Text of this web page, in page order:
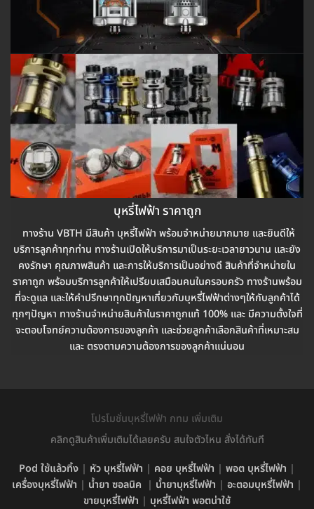
บุหรี่ไฟฟ้า ราคาถูก
ทางร้าน VBTH มีสินค้า บุหรี่ไฟฟ้า พร้อมจำหน่ายมากมาย และยินดีให้
บริการลูกค้าทุกท่าน ทางร้านเปิดให้บริการมาเป็นระยะเวลายาวนาน และยัง
คงรักษา คุณภาพสินค้า และการให้บริการเป็นอย่างดี สินค้าที่จำหน่ายใน
ราคาถูก พร้อมบริการลูกค้าให้เปรียบเสมือนคนในครอบครัว ทางร้านพร้อม
ที่จะดูแล และให้คำปรึกษาทุกปัญหาเกี่ยวกับบุหรี่ไฟฟ้าต่างๆให้กับลูกค้าได้
ทุกๆปัญหา ทางร้านจำหน่ายสินค้าในราคาถูกแท้ 100% และ มีความตั้งใจที่
จะตอบโจทย์ความต้องการของลูกค้า และช่วยลูกค้าเลือกสินค้าที่เหมาะสม
และ ตรงตามความต้องการของลูกค้าแน่นอน
โปรโมชั่นบุหรี่ไฟฟ้า กทม เพิ่มเติม
คลิกดูสินค้าเพิ่มเติมได้เลยครับ สนใจตัวไหน สั่งได้ทันที
Pod ใช้แล้วทิ้ง | หัว บุหรี่ไฟฟ้า | คอย บุหรี่ไฟฟ้า | พอต บุหรี่ไฟฟ้า |
เครื่องบุหรี่ไฟฟ้า | น้ำยา ซอลนิค | น้ำยาบุหรี่ไฟฟ้า | อะตอมบุหรี่ไฟฟ้า |
ขายบุหรี่ไฟฟ้า | บุหรี่ไฟฟ้า พอตน่าใช้